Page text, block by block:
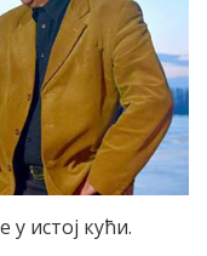
истој кући.